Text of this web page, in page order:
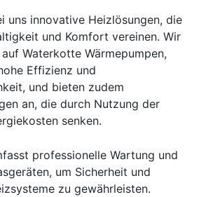
uns innovative Heizlösungen, die
und Komfort vereinen. Wir
Waterkotte Wärmepumpen,
Effizienz und
und bieten zudem
an, die durch Nutzung der
senken.
professionelle Wartung und
um Sicherheit und
zu gewährleisten.